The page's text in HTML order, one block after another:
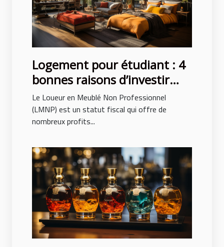
Logement pour étudiant : 4
bonnes raisons d’investir
avec le LMNP
Le Loueur en Meublé Non Professionnel
(LMNP) est un statut fiscal qui offre de
nombreux profits...